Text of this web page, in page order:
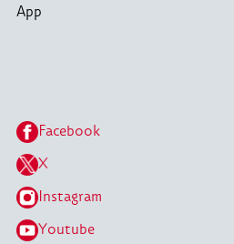
App
Facebook
X
Instagram
Youtube